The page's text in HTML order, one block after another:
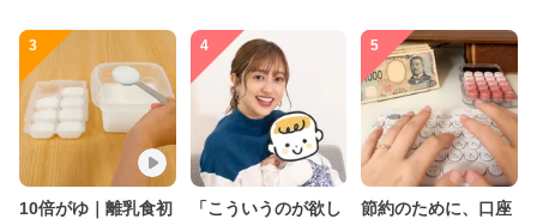
3
10倍がゆ｜離乳食初
4
「こういうのが欲し
5
節約のために、口座